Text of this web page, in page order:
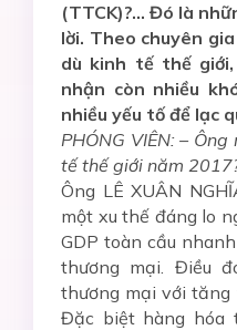
(TTCK)?… Đó là
lời. Theo chuyên
dù kinh tế thế
nhận còn nhiều
nhiều yếu tố để lạc
PHÓNG VIÊN: –
tế thế giới năm
Ông LÊ XUÂN
một xu thế đáng lo
GDP toàn cầu
thương mại. Điều
thương mại với tăng
Đặc biệt hàng hóa